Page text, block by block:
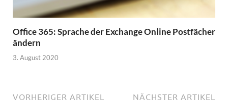
Office 365: Sprache der Exchange Online Postfächer
ändern
3. August 2020
VORHERIGER ARTIKEL NÄCHSTER ARTIKEL